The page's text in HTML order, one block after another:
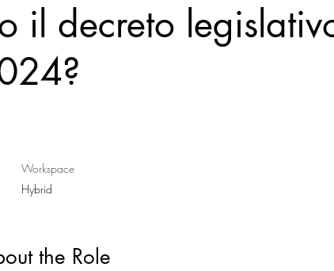
il decreto
Workspace
Hybrid
the Role